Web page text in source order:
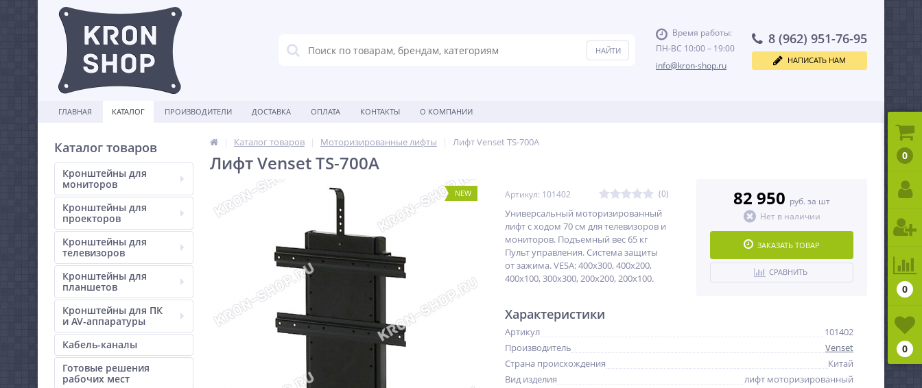
Время работы:
ПН-ВС 10:00 – 19:00
info@kron-shop.ru
8 (962) 951-76-95
НАПИСАТЬ НАМ
ГЛАВНАЯ КАТАЛОГ ПРОИЗВОДИТЕЛИ ДОСТАВКА ОПЛАТА КОНТАКТЫ О КОМПАНИИ
Каталог товаров
Кронштейны для
мониторов
Кронштейны для
проекторов
Кронштейны для
телевизоров
Кронштейны для
планшетов
Кронштейны для ПК
и AV-аппаратуры
Кабель-каналы
Готовые решения
рабочих мест
Каталог товаров Моторизированные лифты Лифт Venset TS-700A
Лифт Venset TS-700A
NEW Артикул: 101402 (0)
Универсальный моторизированный
лифт с ходом 70 см для телевизоров и
мониторов. Подъемный вес 65 кг
Пульт управления. Система защиты
от зажима. VESA: 400x300, 400x200,
400x100, 300x300, 200x200, 200x100.
82 950 руб. за шт
Нет в наличии
ЗАКАЗАТЬ ТОВАР
СРАВНИТЬ
Характеристики
Артикул
101402
Производитель
Venset
Страна происхождения
Китай
Вид изделия
лифт моторизированный
0
0
0